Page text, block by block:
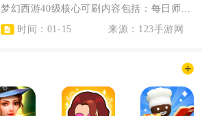
时间：01-15
来源：123手游网